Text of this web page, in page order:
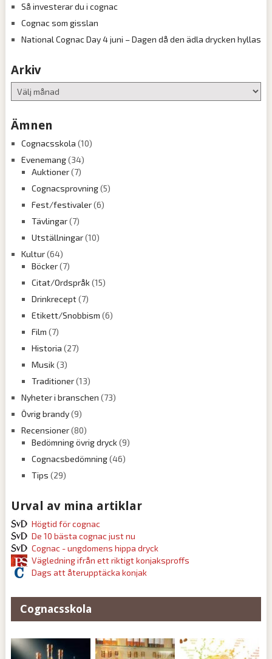
Så investerar du i cognac
Cognac som gisslan
National Cognac Day 4 juni – Dagen då den ädla drycken hyllas
Arkiv
Arkiv
Ämnen
Cognacsskola (10)
Evenemang(34)
Auktioner(7)
Cognacsprovning(5)
Fest/festivaler(6)
Tävlingar(7)
Utställningar(10)
Kultur(64)
Böcker(7)
Citat/Ordspråk(15)
Drinkrecept(7)
Etikett/Snobbism (6)
Film (7)
Historia (27)
Musik(3)
Traditioner(13)
Nyheter i branschen (73)
Övrig brandy(9)
Recensioner(80)
Bedömning övrig dryck(9)
Cognacsbedömning(46)
Tips (29)
Urval av mina artiklar
Högtid för cognac
De 10 bästa cognac just nu
Cognac - ungdomens hippa dryck
Vägledning ifrån ett riktigt konjaksproffs
Dags att återupptäcka konjak
Cognacsskola